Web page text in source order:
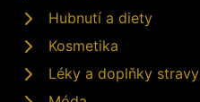
Hubnutí a diety
Kosmetika
Léky a doplňky stravy